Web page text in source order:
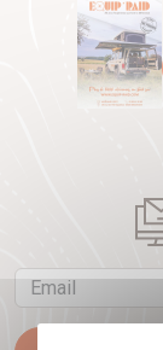
Email